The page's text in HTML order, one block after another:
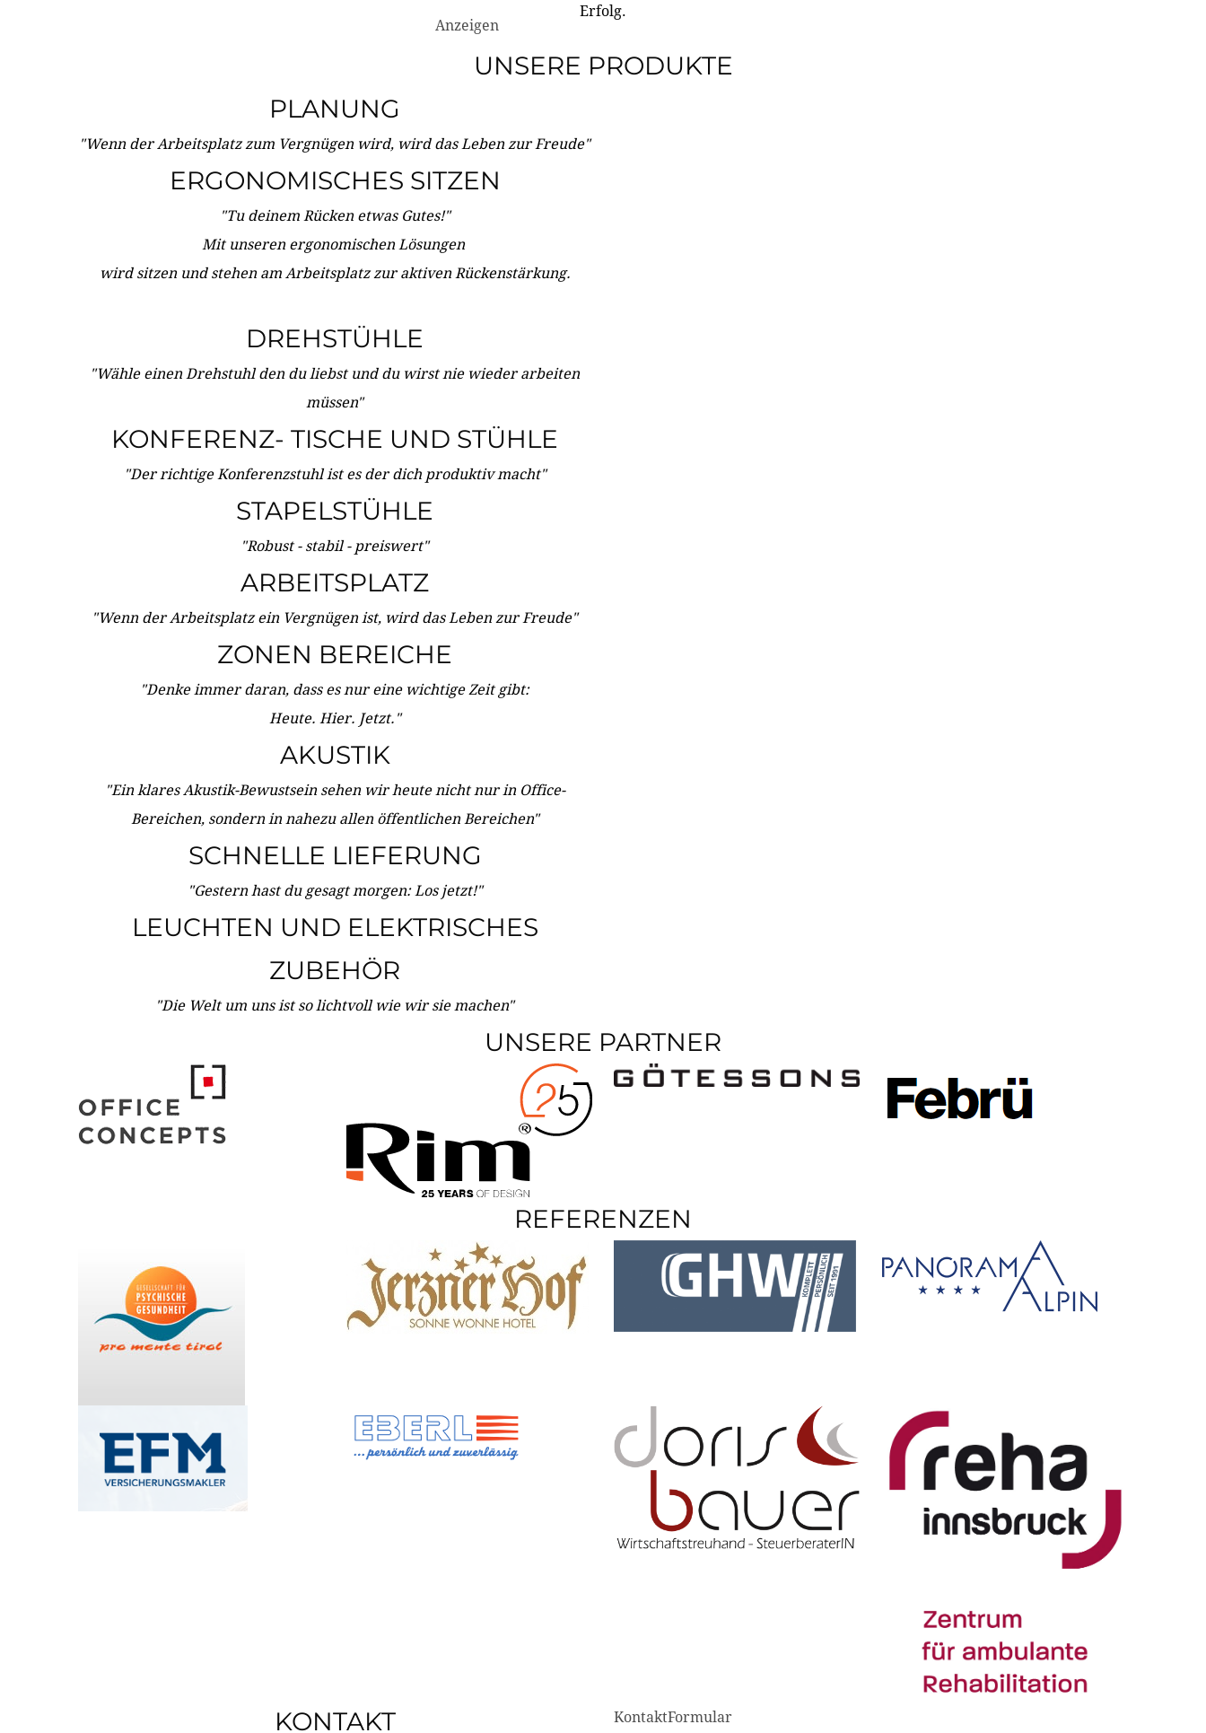
Erfolg.
Anzeigen
UNSERE PRODUKTE
PLANUNG
"Wenn der Arbeitsplatz zum Vergnügen wird, wird das Leben zur Freude"
ERGONOMISCHES SITZEN
"Tu deinem Rücken etwas Gutes!"
Mit unseren ergonomischen Lösungen
wird sitzen und stehen am Arbeitsplatz zur aktiven Rückenstärkung.
DREHSTÜHLE
"Wähle einen Drehstuhl den du liebst und du wirst nie wieder arbeiten
müssen"
KONFERENZ- TISCHE UND STÜHLE
"Der richtige Konferenzstuhl ist es der dich produktiv macht"
STAPELSTÜHLE
"Robust - stabil - preiswert"
ARBEITSPLATZ
"Wenn der Arbeitsplatz ein Vergnügen ist, wird das Leben zur Freude"
ZONEN BEREICHE
"Denke immer daran, dass es nur eine wichtige Zeit gibt:
Heute. Hier. Jetzt."
AKUSTIK
"Ein klares Akustik-Bewustsein sehen wir heute nicht nur in Office-
Bereichen, sondern in nahezu allen öffentlichen Bereichen"
SCHNELLE LIEFERUNG
"Gestern hast du gesagt morgen: Los jetzt!"
LEUCHTEN UND ELEKTRISCHES
ZUBEHÖR
"Die Welt um uns ist so lichtvoll wie wir sie machen"
UNSERE PARTNER
REFERENZEN
KONTAKT KontaktFormular